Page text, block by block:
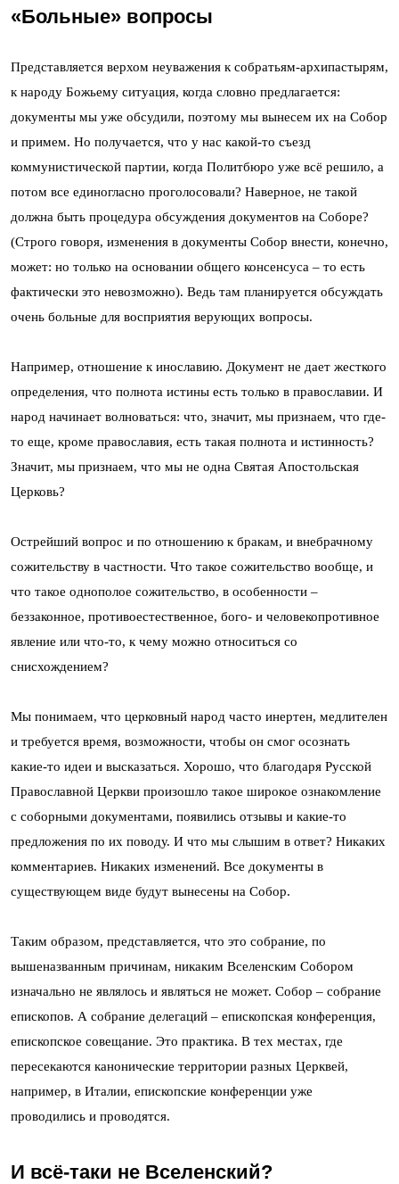
«Больные» вопросы
Представляется верхом неуважения к собратьям-архипастырям,
к народу Божьему ситуация, когда словно предлагается:
документы мы уже обсудили, поэтому мы вынесем их на Собор
и примем. Но получается, что у нас какой-то съезд
коммунистической партии, когда Политбюро уже всё решило, а
потом все единогласно проголосовали? Наверное, не такой
должна быть процедура обсуждения документов на Соборе?
(Строго говоря, изменения в документы Собор внести, конечно,
может: но только на основании общего консенсуса – то есть
фактически это невозможно). Ведь там планируется обсуждать
очень больные для восприятия верующих вопросы.
Например, отношение к инославию. Документ не дает жесткого
определения, что полнота истины есть только в православии. И
народ начинает волноваться: что, значит, мы признаем, что где-
то еще, кроме православия, есть такая полнота и истинность?
Значит, мы признаем, что мы не одна Святая Апостольская
Церковь?
Острейший вопрос и по отношению к бракам, и внебрачному
сожительству в частности. Что такое сожительство вообще, и
что такое однополое сожительство, в особенности –
беззаконное, противоестественное, бого- и человекопротивное
явление или что-то, к чему можно относиться со
снисхождением?
Мы понимаем, что церковный народ часто инертен, медлителен
и требуется время, возможности, чтобы он смог осознать
какие-то идеи и высказаться. Хорошо, что благодаря Русской
Православной Церкви произошло такое широкое ознакомление
с соборными документами, появились отзывы и какие-то
предложения по их поводу. И что мы слышим в ответ? Никаких
комментариев. Никаких изменений. Все документы в
существующем виде будут вынесены на Собор.
Таким образом, представляется, что это собрание, по
вышеназванным причинам, никаким Вселенским Собором
изначально не являлось и являться не может. Собор – собрание
епископов. А собрание делегаций – епископская конференция,
епископское совещание. Это практика. В тех местах, где
пересекаются канонические территории разных Церквей,
например, в Италии, епископские конференции уже
проводились и проводятся.
И всё-таки не Вселенский?